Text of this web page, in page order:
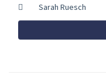
Sarah Ruesch